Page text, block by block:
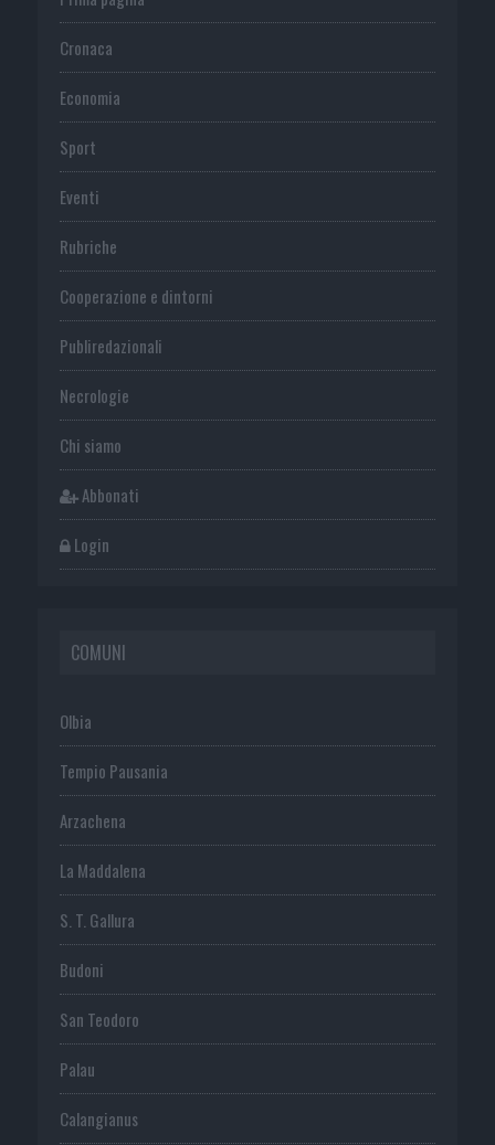
Cronaca
Economia
Sport
Eventi
Rubriche
Cooperazione e dintorni
Publiredazionali
Necrologie
Chi siamo
Abbonati
Login
COMUNI
Olbia
Tempio Pausania
Arzachena
La Maddalena
S. T. Gallura
Budoni
San Teodoro
Palau
Calangianus